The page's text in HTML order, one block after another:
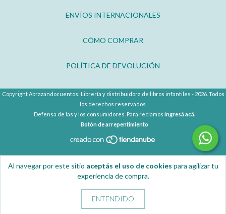
Al navegar por este sitio aceptás el uso de cookies para agilizar tu
experiencia de compra.
ENTENDIDO
ENVÍOS INTERNACIONALES
CÓMO COMPRAR
POLÍTICA DE DEVOLUCIÓN
Copyright Abrazandocuentos: Librería y distribuidora de libros infantiles - 2026. Todos
los derechos reservados.
Defensa de las y los consumidores. Para reclamos ingresá acá.
Botón de arrepentimiento